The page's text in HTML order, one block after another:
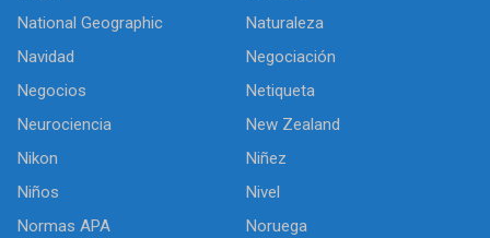
National Geographic
Naturaleza
Navidad
Negociación
Negocios
Netiqueta
Neurociencia
New Zealand
Nikon
Niñez
Niños
Nivel
Normas APA
Noruega